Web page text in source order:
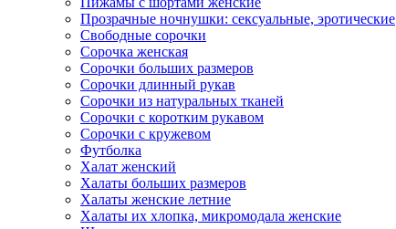
Прозрачные ночнушки: сексуальные, эротические
Свободные сорочки
Сорочка женская
Сорочки больших размеров
Сорочки длинный рукав
Сорочки из натуральных тканей
Сорочки с коротким рукавом
Сорочки с кружевом
Футболка
Халат женский
Халаты больших размеров
Халаты женские летние
Халаты их хлопка, микромодала женские